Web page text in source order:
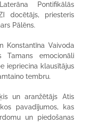
Pontifikālās
docētājs, priesteris
Pālēns.
Konstantīna Vaivoda
Tamans emocionāli
iepriecina klausītājus
tembru.
un aranžētājs Atis
pavadījumos, kas
un piedošanas